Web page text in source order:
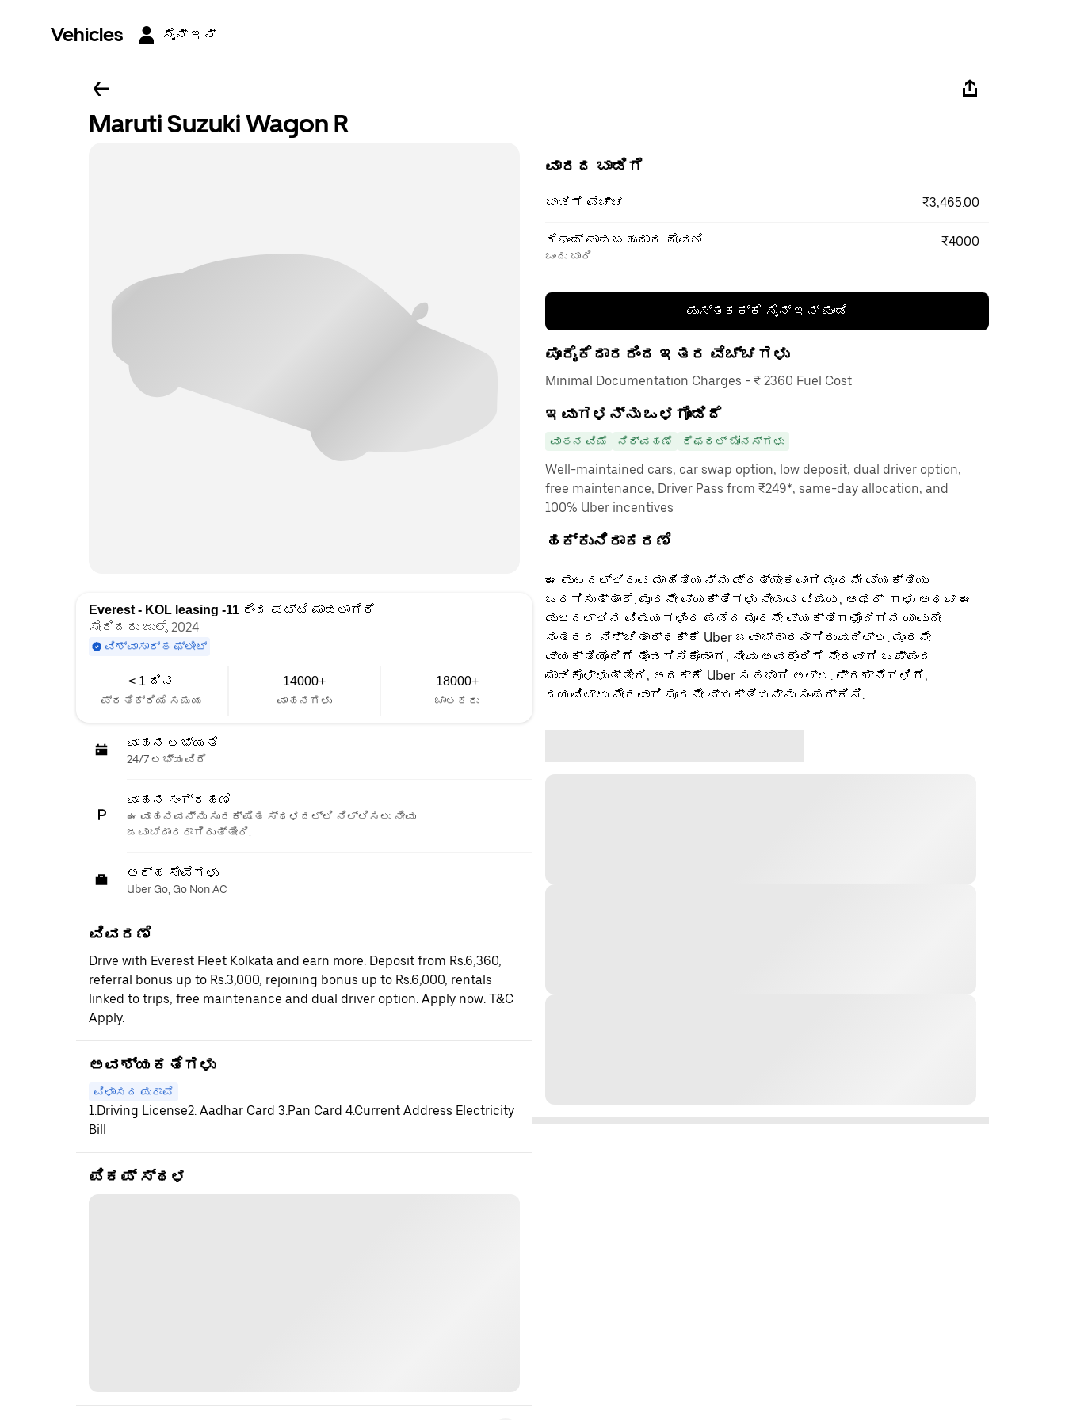
Vehicles ಸೈನ್ ಇನ್
Maruti Suzuki Wagon R
Everest - KOL leasing -11 ರಿಂದ ಪಟ್ಟಿ ಮಾಡಲಾಗಿದೆ
ಸೇರಿದರು ಜುಲೈ 2024
ವಿಶ್ವಾಸಾರ್ಹ ಫ್ಲೀಟ್
< 1 ದಿನ
ಪ್ರತಿಕ್ರಿಯೆ ಸಮಯ
14000+
ವಾಹನಗಳು
18000+
ಚಾಲಕರು
ವಾಹನ ಲಭ್ಯತೆ
24/7 ಲಭ್ಯವಿದೆ
ವಾಹನ ಸಂಗ್ರಹಣೆ
ಈ ವಾಹನವನ್ನು ಸುರಕ್ಷಿತ ಸ್ಥಳದಲ್ಲಿ ನಿಲ್ಲಿಸಲು ನೀವು
ಜವಾಬ್ದಾರರಾಗಿರುತ್ತೀರಿ.
ಅರ್ಹ ಸೇವೆಗಳು
Uber Go, Go Non AC
ವಿವರಣೆ
Drive with Everest Fleet Kolkata and earn more. Deposit from Rs.6,360,
referral bonus up to Rs.3,000, rejoining bonus up to Rs.6,000, rentals
linked to trips, free maintenance and dual driver option. Apply now. T&C
Apply.
ಅವಶ್ಯಕತೆಗಳು
ವಿಳಾಸದ ಪುರಾವೆ
1.Driving License2. Aadhar Card 3.Pan Card 4.Current Address Electricity
Bill
ಪಿಕಪ್ ಸ್ಥಳ
ವಾರದ ಬಾಡಿಗೆ
ಬಾಡಿಗೆ ವೆಚ್ಚ ₹3,465.00
ರಿಫಂಡ್ ಮಾಡಬಹುದಾದ ಠೇವಣಿ
ಒಂದು ಬಾರಿ
₹4000
ಪುಸ್ತಕಕ್ಕೆ ಸೈನ್ ಇನ್ ಮಾಡಿ
ಪೂರೈಕೆದಾರರಿಂದ ಇತರ ವೆಚ್ಚಗಳು
Minimal Documentation Charges - ₹ 2360 Fuel Cost
ಇವುಗಳನ್ನು ಒಳಗೊಂಡಿದೆ
ವಾಹನ ವಿಮೆ ನಿರ್ವಹಣೆ ರೆಫರಲ್ ಬೋನಸ್‌ಗಳು
Well-maintained cars, car swap option, low deposit, dual driver option,
free maintenance, Driver Pass from ₹249*, same-day allocation, and
100% Uber incentives
ಹಕ್ಕುನಿರಾಕರಣೆ
ಈ ಪುಟದಲ್ಲಿರುವ ಮಾಹಿತಿಯನ್ನು ಪ್ರತ್ಯೇಕವಾಗಿ ಮೂರನೇ ವ್ಯಕ್ತಿಯು
ಒದಗಿಸುತ್ತಾರೆ. ಮೂರನೇ ವ್ಯಕ್ತಿಗಳು ನೀಡುವ ವಿಷಯ, ಆಫರ್ ‌ ಗಳು ಅಥವಾ ಈ
ಪುಟದಲ್ಲಿನ ವಿಷಯಗಳಿಂದ ಪಡೆದ ಮೂರನೇ ವ್ಯಕ್ತಿಗಳೊಂದಿಗಿನ ಯಾವುದೇ
ನಂತರದ ನಿಶ್ಚಿತಾರ್ಥಕ್ಕೆ Uber ಜವಾಬ್ದಾರನಾಗಿರುವುದಿಲ್ಲ. ಮೂರನೇ
ವ್ಯಕ್ತಿಯೊಂದಿಗೆ ತೊಡಗಿಸಿಕೊಂಡಾಗ, ನೀವು ಅವರೊಂದಿಗೆ ನೇರವಾಗಿ ಒಪ್ಪಂದ
ಮಾಡಿಕೊಳ್ಳುತ್ತೀರಿ, ಅದಕ್ಕೆ Uber ಸಹಭಾಗಿ ಅಲ್ಲ. ಪ್ರಶ್ನೆಗಳಿಗೆ,
ದಯವಿಟ್ಟು ನೇರವಾಗಿ ಮೂರನೇ ವ್ಯಕ್ತಿಯನ್ನು ಸಂಪರ್ಕಿಸಿ.